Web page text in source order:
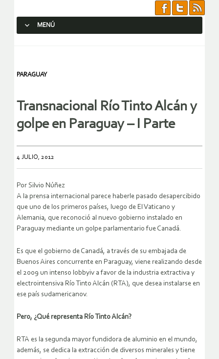
MENÚ
PARAGUAY
Transnacional Río Tinto Alcán y
golpe en Paraguay – I Parte
4 JULIO, 2012
Por Silvio Núñez
A la prensa internacional parece haberle pasado desapercibido
que uno de los primeros países, luego de El Vaticano y
Alemania, que reconoció al nuevo gobierno instalado en
Paraguay mediante un golpe parlamentario fue Canadá.
Es que el gobierno de Canadá, a través de su embajada de
Buenos Aires concurrente en Paraguay, viene realizando desde
el 2009 un intenso lobbyiv a favor de la industria extractiva y
electrointensiva Río Tinto Alcán (RTA), que desea instalarse en
ese país sudamericanov.
Pero, ¿Qué representa Río Tinto Alcán?
RTA es la segunda mayor fundidora de aluminio en el mundo,
además, se dedica la extracción de diversos minerales y tiene